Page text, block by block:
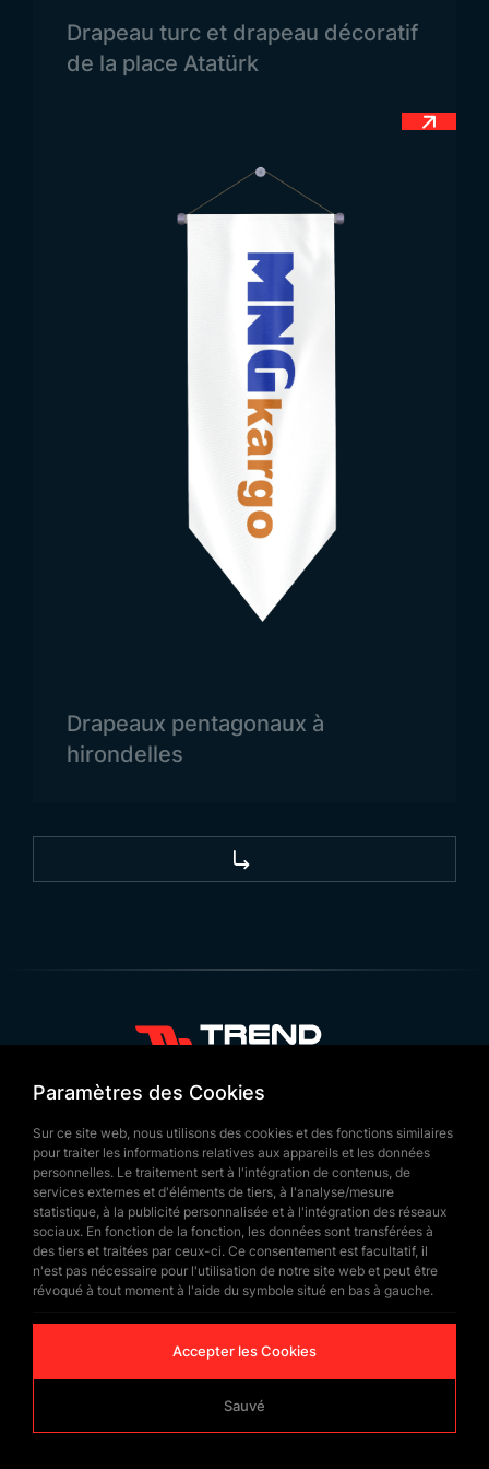
tandis que les petits formats servent d’éléments
décoratifs élégants pour les intérieurs.
Production des Posters en
Tissu d’Atatürk par Trend
Bayrak
Trend Bayrak allie durabilité et esthétique dans la
production de posters d’Atatürk en tissu. Fabriqués
à partir de matériaux haut de gamme tels que le
raschel et le satin, ces posters offrent une longue
durée d’utilisation grâce à leurs couleurs éclatantes
et inaltérables. Le tissu raschel est idéal pour un
usage extérieur grâce à sa résistance aux
intempéries, tandis que le satin offre un rendu
raffiné pour les espaces intérieurs.
Les bords des posters en tissu sont renforcés par
une double couture, ce qui garantit leur stabilité et
empêche toute déformation à long terme. Une
emballé individuellement dans un film plastique et
livré proprement au client.
personnalisées en termes de design et de
dimensions. Grâce à ses avantages de vente en
les institutions publiques, les écoles et les
En honorant la mémoire d’Atatürk et en valorisant
allient esthétique et fonctionnalité, et sont exposés
avec fierté à travers toute la Turquie. Grâce à des
matériaux de qualité et un travail soigné, Trend
Bayrak vise à offrir le meilleur service à ses clients.
Pour découvrir tous les modèles dePosters
d’Atatürket répondre à tous vos besoins, vous
pouvez contacter Trend Bayrak.
Drapeau turc et drapeau décoratif
de la place Atatürk
Drapeaux pentagonaux à
hirondelles
+90 532 646 60 58
+90 532 577 60 57
bilgi@trendbayrak.com
Uğur Mumcu Mah. Eski Edirne Asfaltı
Cad. No : 554-556 İç Kapı NO: 1
SULTANGAZİ /İSTANBUL
Paramètres des Cookies
Sur ce site web, nous utilisons des cookies et des fonctions similaires
pour traiter les informations relatives aux appareils et les données
personnelles. Le traitement sert à l'intégration de contenus, de
services externes et d'éléments de tiers, à l'analyse/mesure
statistique, à la publicité personnalisée et à l'intégration des réseaux
sociaux. En fonction de la fonction, les données sont transférées à
des tiers et traitées par ceux-ci. Ce consentement est facultatif, il
n'est pas nécessaire pour l'utilisation de notre site web et peut être
révoqué à tout moment à l'aide du symbole situé en bas à gauche.
Accepter les Cookies
Sauvé